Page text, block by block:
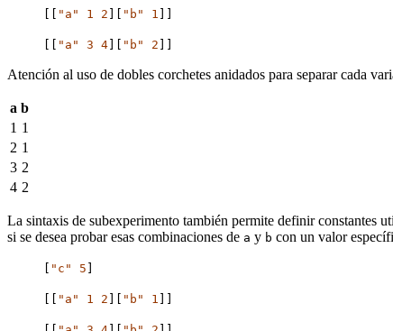
"a" 1 2 "b" 1
"a" 3 4 "b" 2
Atención al uso de dobles corchetes anidados para separar cada
a b
1 1
2 1
3 2
4 2
La sintaxis de subexperimento también permite definir constantes
si se desea probar esas combinaciones de a y b con un valor
"c" 5
"a" 1 2 "b" 1